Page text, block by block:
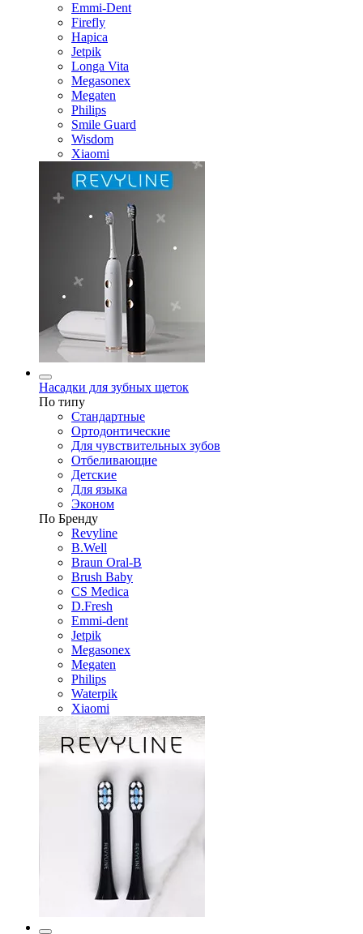
Emmi-Dent
Firefly
Hapica
Jetpik
Longa Vita
Megasonex
Megaten
Philips
Smile Guard
Wisdom
Xiaomi
Насадки для зубных щеток
По типу
Стандартные
Ортодонтические
Для чувствительных зубов
Отбеливающие
Детские
Для языка
Эконом
По Бренду
Revyline
B.Well
Braun Oral-B
Brush Baby
CS Medica
D.Fresh
Emmi-dent
Jetpik
Megasonex
Megaten
Philips
Waterpik
Xiaomi